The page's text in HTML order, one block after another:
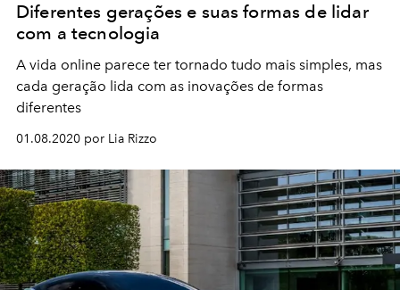
Diferentes gerações e suas formas de lidar
com a tecnologia
A vida online parece ter tornado tudo mais simples, mas
cada geração lida com as inovações de formas
diferentes
01.08.2020 por Lia Rizzo